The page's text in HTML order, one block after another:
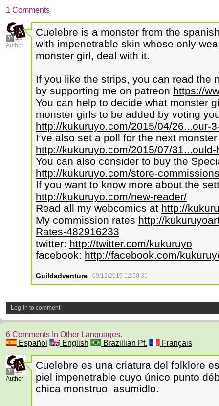
1 Comments
31
Author
Cuelebre is a monster from the
with impenetrable skin whose only
monster girl, deal with it.
If you like the strips, you can read the
by supporting me on patreon https://
You can help to decide what monster
monster girls to be added by voting
http://kukuruyo.com/2015/04/26...our-
I’ve also set a poll for the next
http://kukuruyo.com/2015/07/
You can also consider to buy the
http://kukuruyo.com/store-
If you want to know more about the
http://kukuruyo.com/new-reader/
Read all my webcomics at http://
My commission rates http://
Rates-482916233
twitter: http://twitter.com/kukuruyo
facebook: http://facebook.com/
Guildadventure 09/12/2015 12:50:31
Log-in to comment
6 Comments In Other Languages.
Español
English Brazillian Pt. Français
31
Author
Cuelebre es una criatura del folklore
piel impenetrable cuyo único punto
chica monstruo, asumidlo.